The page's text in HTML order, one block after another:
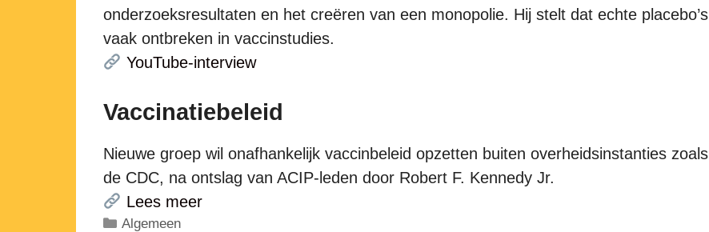
onderzoeksresultaten en het creëren van een monopolie. Hij stelt dat echte placebo’s
vaak ontbreken in vaccinstudies.
YouTube-interview
Vaccinatiebeleid
Nieuwe groep wil onafhankelijk vaccinbeleid opzetten buiten overheidsinstanties zoals
de CDC, na ontslag van ACIP-leden door Robert F. Kennedy Jr.
Lees meer
Categorieën
Algemeen